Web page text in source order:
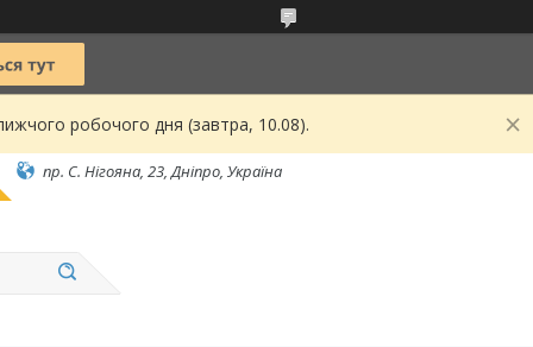
робочого дня (завтра, 10.08).
пр. С. Нігояна, 23, Дніпро, Україна